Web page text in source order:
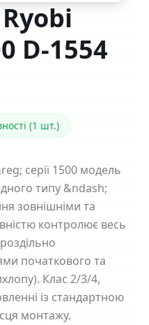
D-1554
(1 шт.)
серії 1500 модель
типу &ndash;
зовнішніми та
контролює весь
початкового та
Клас 2/3/4,
із стандартною
монтажу.